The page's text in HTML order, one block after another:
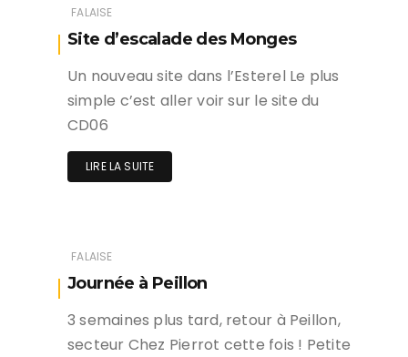
FALAISE
Site d’escalade des Monges
Un nouveau site dans l’Esterel Le plus
simple c’est aller voir sur le site du
CD06
LIRE LA SUITE
FALAISE
Journée à Peillon
3 semaines plus tard, retour à Peillon,
secteur Chez Pierrot cette fois ! Petite